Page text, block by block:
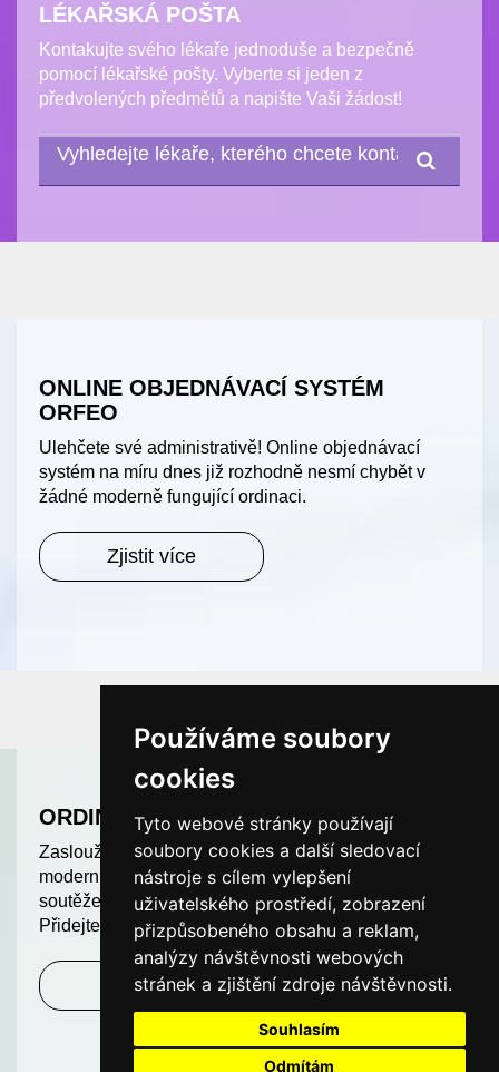
Používáme soubory
cookies
Tyto webové stránky používají
soubory cookies a další sledovací
nástroje s cílem vylepšení
uživatelského prostředí, zobrazení
přizpůsobeného obsahu a reklam,
analýzy návštěvnosti webových
stránek a zjištění zdroje návštěvnosti.
Souhlasím
Odmítám
LÉKAŘSKÁ POŠTA
Kontakujte svého lékaře jednoduše a bezpečně
pomocí lékařské pošty. Vyberte si jeden z
předvolených předmětů a napište Vaši žádost!
ONLINE OBJEDNÁVACÍ SYSTÉM
ORFEO
Ulehčete své administrativě! Online objednávací
systém na míru dnes již rozhodně nesmí chybět v
žádné moderně fungující ordinaci.
Zjistit více
ORDINACE ROKU
Zasloužíte si uznání. Odměňujeme nejlepší a
moderní ordinace v České republice. Další ročník
soutěže ORDINACE ROKU je v plném proudu.
Přidejte se k nám a soutěžte o hodnotné ceny!
Zjistit více